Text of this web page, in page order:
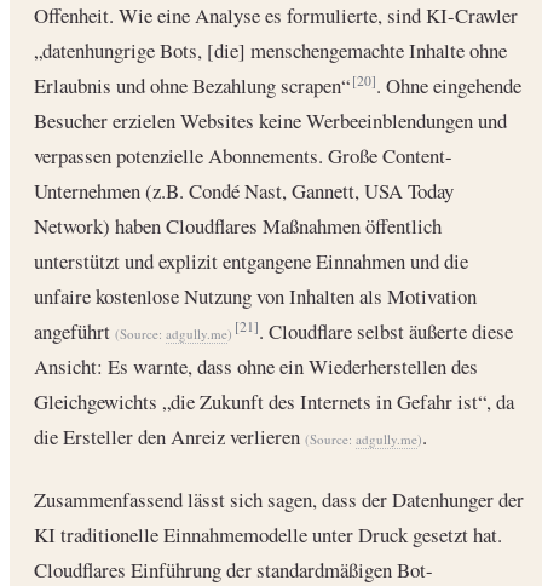
Offenheit. Wie eine Analyse es formulierte, sind KI-Crawler
„datenhungrige Bots, [die] menschengemachte Inhalte ohne
Erlaubnis und ohne Bezahlung scrapen“[20]. Ohne eingehende
Besucher erzielen Websites keine Werbeeinblendungen und
verpassen potenzielle Abonnements. Große Content-
Unternehmen (z.B. Condé Nast, Gannett, USA Today
Network) haben Cloudflares Maßnahmen öffentlich
unterstützt und explizit entgangene Einnahmen und die
unfaire kostenlose Nutzung von Inhalten als Motivation
angeführt (Source: adgully.me) [21]. Cloudflare selbst äußerte diese
Ansicht: Es warnte, dass ohne ein Wiederherstellen des
Gleichgewichts „die Zukunft des Internets in Gefahr ist“, da
die Ersteller den Anreiz verlieren (Source: adgully.me).
Zusammenfassend lässt sich sagen, dass der Datenhunger der
KI traditionelle Einnahmemodelle unter Druck gesetzt hat.
Cloudflares Einführung der standardmäßigen Bot-